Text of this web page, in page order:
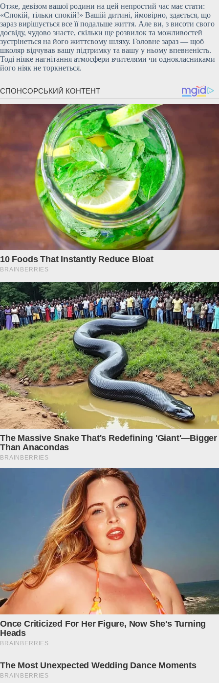
Отже, девізом вашої родини на цей непростий час має стати:
«Спокій, тільки спокій!» Вашій дитині, ймовірно, здається, що
зараз вирішується все її подальше життя. Але ви, з висоти свого
досвіду, чудово знаєте, скільки ще розвилок та можливостей
зустрінеться на його життєвому шляху. Головне зараз — щоб
школяр відчував вашу підтримку та вашу у ньому впевненість.
Тоді ніяке нагнітання атмосфери вчителями чи однокласниками
його ніяк не торкнеться.